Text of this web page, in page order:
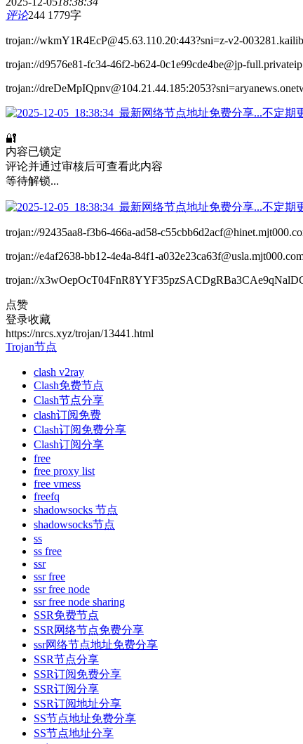
评论244 1779字
trojan://wkmY1R4EcP@45.63.110.20:443?sni=z-v2-
trojan://d9576e81-fc34-46f2-b624-0c1e99cde4be@jp-
trojan://
🔐
内容已锁定
评论并通过审核后可查看此内容
等待解锁...
trojan://92435aa8-f3b6-466a-ad58-
trojan://e4af2638-bb12-4e4a-84f1-
trojan://
点赞
登录收藏
https://nrcs.xyz/trojan/13441.html
Trojan节点
clash v2ray
Clash免费节点
Clash节点分享
clash订阅免费
Clash订阅免费分享
Clash订阅分享
free
free proxy list
free vmess
freefq
shadowsocks 节点
shadowsocks节点
ss
ss free
ssr
ssr free
ssr free node
ssr free node sharing
SSR免费节点
SSR网络节点免费分享
ssr网络节点地址免费分享
SSR节点分享
SSR订阅免费分享
SSR订阅分享
SSR订阅地址分享
SS节点地址免费分享
SS节点地址分享